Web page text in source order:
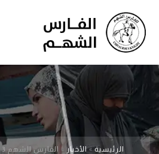
الرئيسية»الأخبار »